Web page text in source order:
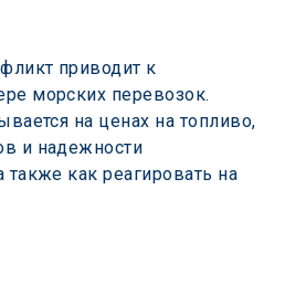
приводит к
морских перевозок.
на ценах на топливо,
и надежности
также как реагировать на